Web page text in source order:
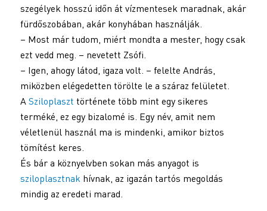
szegélyek hosszú időn át vízmentesek maradnak, akár
fürdőszobában, akár konyhában használják.
– Most már tudom, miért mondta a mester, hogy csak
ezt vedd meg. – nevetett Zsófi.
– Igen, ahogy látod, igaza volt. – felelte András,
miközben elégedetten törölte le a száraz felületet.
A Sziloplaszt története több mint egy sikeres
terméké, ez egy bizalomé is. Egy név, amit nem
véletlenül használ ma is mindenki, amikor biztos
tömítést keres.
És bár a köznyelvben sokan más anyagot is
sziloplasztnakhívnak, az igazán tartós megoldás
mindig az eredeti marad.